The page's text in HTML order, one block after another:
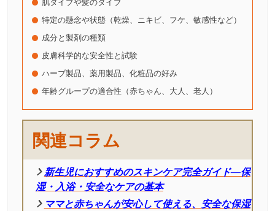
肌タイプや髪のタイプ
特定の懸念や状態（乾燥、ニキビ、フケ、敏感性など）
成分と製剤の種類
皮膚科学的な安全性と試験
ハーブ製品、薬用製品、化粧品の好み
年齢グループの適合性（赤ちゃん、大人、老人）
関連コラム
新生児におすすめのスキンケア完全ガイド―保
湿・入浴・安全なケアの基本
ママと赤ちゃんが安心して使える、安全な保湿